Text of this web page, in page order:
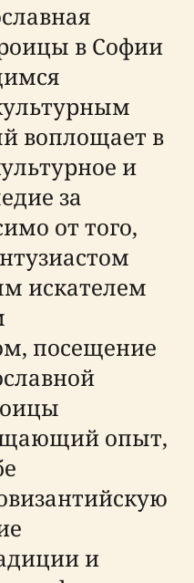
в Софии
воплощает в
и
за
от того,
искателем
посещение
опыт,
и